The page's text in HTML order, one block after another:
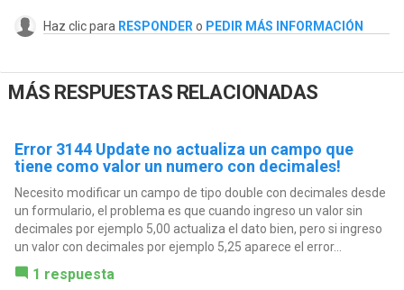
Haz clic para RESPONDER o PEDIR MÁS INFORMACIÓN
MÁS RESPUESTAS RELACIONADAS
Error 3144 Update no actualiza un campo que
tiene como valor un numero con decimales!
Necesito modificar un campo de tipo double con decimales desde
un formulario, el problema es que cuando ingreso un valor sin
decimales por ejemplo 5,00 actualiza el dato bien, pero si ingreso
un valor con decimales por ejemplo 5,25 aparece el error...
1 respuesta